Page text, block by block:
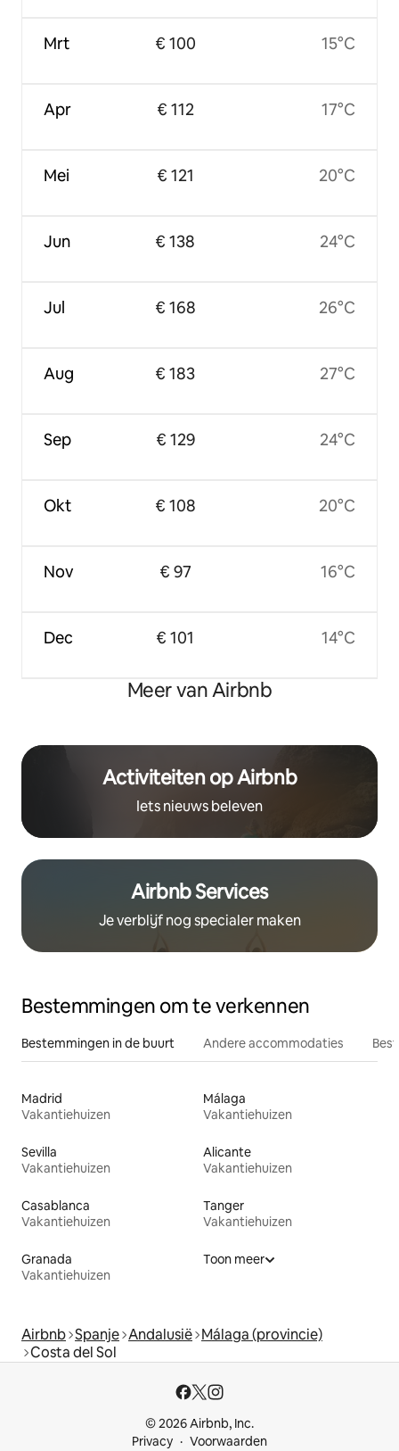
Mrt
Apr
Mei
Jun
Jul
Aug
Sep
Okt
Nov
Dec
€ 100
€ 112
€ 121
€ 138
€ 168
€ 183
€ 129
€ 108
€ 97
€ 101
15°C
17°C
20°C
24°C
26°C
27°C
24°C
20°C
16°C
14°C
Meer van Airbnb
Activiteiten op Airbnb
Iets nieuws beleven
Airbnb Services
Je verblijf nog specialer maken
Bestemmingen om te verkennen
Bestemmingen in de buurt Andere accommodaties
Madrid
Vakantiehuizen
Málaga
Vakantiehuizen
Sevilla
Vakantiehuizen
Alicante
Vakantiehuizen
Casablanca
Vakantiehuizen
Tanger
Vakantiehuizen
Granada
Vakantiehuizen
Toon meer
Airbnb Spanje Andalusië Málaga (provincie)
Costa del Sol
© 2026 Airbnb, Inc.
Privacy
Voorwaarden